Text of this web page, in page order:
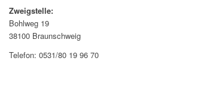
Zweigstelle:
Bohlweg 19
38100 Braunschweig
Telefon: 0531/80 19 96 70